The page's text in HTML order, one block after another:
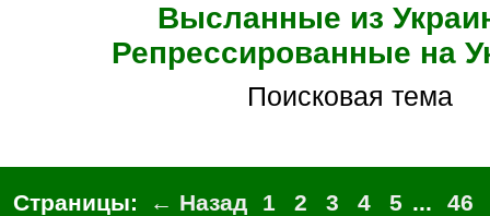
Высланные из
Репрессированные на
Поисковая тема
Страницы: ← Назад 1 2 3 4 5 ...
46